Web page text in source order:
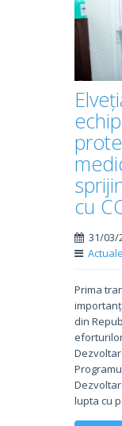
cu
31/03/
Actuale
Prima
din
lupta cu